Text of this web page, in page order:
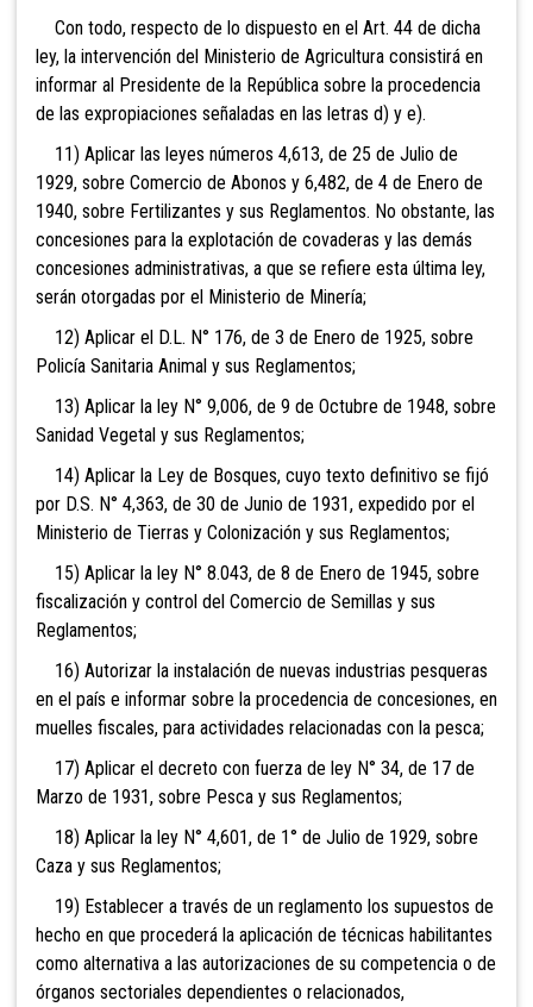
Con todo, respecto de lo dispuesto en el Art. 44 de dicha
ley, la intervención del Ministerio de Agricultura consistirá en
informar al Presidente de la República sobre la procedencia
de las expropiaciones señaladas en las letras d) y e).
11) Aplicar las leyes números 4,613, de 25 de Julio de
1929, sobre Comercio de Abonos y 6,482, de 4 de Enero de
1940, sobre Fertilizantes y sus Reglamentos. No obstante, las
concesiones para la explotación de covaderas y las demás
concesiones administrativas, a que se refiere esta última ley,
serán otorgadas por el Ministerio de Minería;
12) Aplicar el D.L. N° 176, de 3 de Enero de 1925, sobre
Policía Sanitaria Animal y sus Reglamentos;
13) Aplicar la ley N° 9,006, de 9 de Octubre de 1948, sobre
Sanidad Vegetal y sus Reglamentos;
14) Aplicar la Ley de Bosques, cuyo texto definitivo se fijó
por D.S. N° 4,363, de 30 de Junio de 1931, expedido por el
Ministerio de Tierras y Colonización y sus Reglamentos;
15) Aplicar la ley N° 8.043, de 8 de Enero de 1945, sobre
fiscalización y control del Comercio de Semillas y sus
Reglamentos;
16) Autorizar la instalación de nuevas industrias pesqueras
en el país e informar sobre la procedencia de concesiones, en
muelles fiscales, para actividades relacionadas con la pesca;
17) Aplicar el decreto con fuerza de ley N° 34, de 17 de
Marzo de 1931, sobre Pesca y sus Reglamentos;
18) Aplicar la ley N° 4,601, de 1° de Julio de 1929, sobre
Caza y sus Reglamentos;
19) Establecer a través de un reglamento los supuestos de
hecho en que procederá la aplicación de técnicas habilitantes
como alternativa a las autorizaciones de su competencia o de
órganos sectoriales dependientes o relacionados,